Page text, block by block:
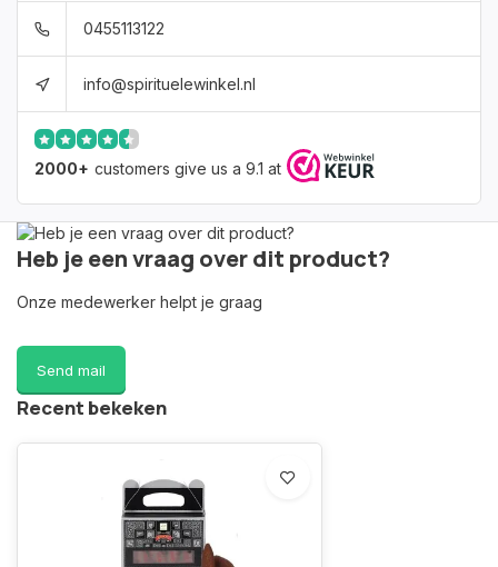
0455113122
info@spirituelewinkel.nl
2000+ customers give us a 9.1 at
Heb je een vraag over dit product?
Onze medewerker helpt je graag
Send mail
Recent bekeken